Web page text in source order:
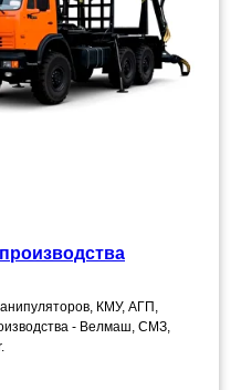
КМУ, АГП,
- Велмаш, СМЗ,